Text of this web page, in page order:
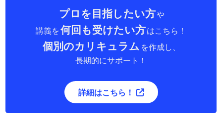
プロを目指したい方や
講義を何回も受けたい方はこちら！
個別のカリキュラム を作成し、
長期的にサポート！
詳細はこちら！